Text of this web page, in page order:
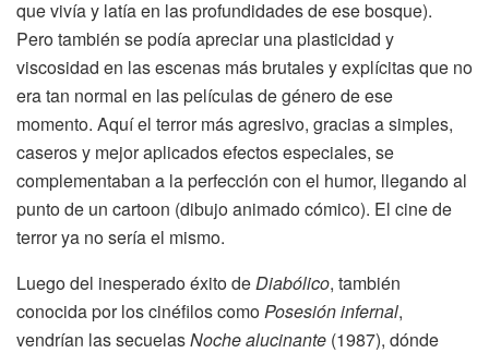
que vivía y latía en las profundidades de ese bosque).
Pero también se podía apreciar una plasticidad y
viscosidad en las escenas más brutales y explícitas que no
era tan normal en las películas de género de ese
momento. Aquí el terror más agresivo, gracias a simples,
caseros y mejor aplicados efectos especiales, se
complementaban a la perfección con el humor, llegando al
punto de un cartoon (dibujo animado cómico). El cine de
terror ya no sería el mismo.
Luego del inesperado éxito de Diabólico, también
conocida por los cinéfilos como Posesión infernal,
vendrían las secuelasNoche alucinante (1987), dónde